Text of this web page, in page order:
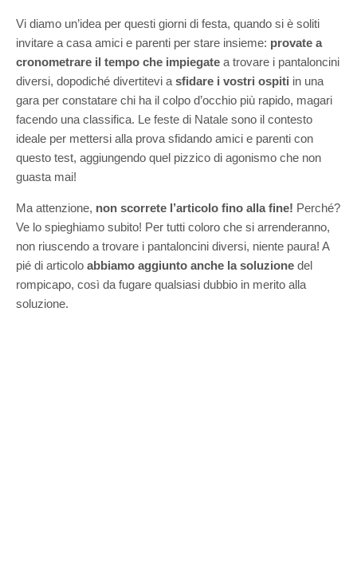
Vi diamo un’idea per questi giorni di festa, quando si è soliti
invitare a casa amici e parenti per stare insieme: provate a
cronometrare il tempo che impiegate a trovare i pantaloncini
diversi, dopodiché divertitevi a sfidare i vostri ospiti in una
gara per constatare chi ha il colpo d’occhio più rapido, magari
facendo una classifica. Le feste di Natale sono il contesto
ideale per mettersi alla prova sfidando amici e parenti con
questo test, aggiungendo quel pizzico di agonismo che non
guasta mai!
Ma attenzione, non scorrete l’articolo fino alla fine! Perché?
Ve lo spieghiamo subito! Per tutti coloro che si arrenderanno,
non riuscendo a trovare i pantaloncini diversi, niente paura! A
pié di articolo abbiamo aggiunto anche la soluzione del
rompicapo, così da fugare qualsiasi dubbio in merito alla
soluzione.